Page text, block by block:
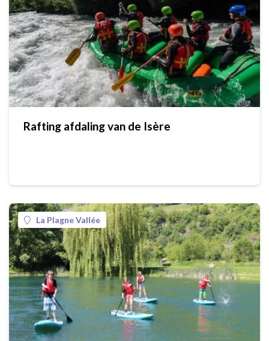
Rafting afdaling van de Isère
La Plagne Vallée